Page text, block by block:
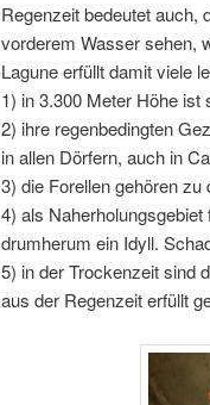
Regenzeit bedeutet auch,
vorderem Wasser sehen,
Lagune erfüllt damit viele
1) in 3.300 Meter Höhe
2) ihre regenbedingten
in allen Dörfern, auch in
3) die Forellen gehören
4) als
drumherum ein Idyll.
5) in der Trockenzeit sind
aus der Regenzeit erfüllt